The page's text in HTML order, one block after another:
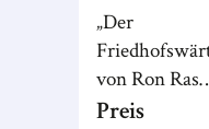
„Der
von Ron Rash
ist ein
Preis